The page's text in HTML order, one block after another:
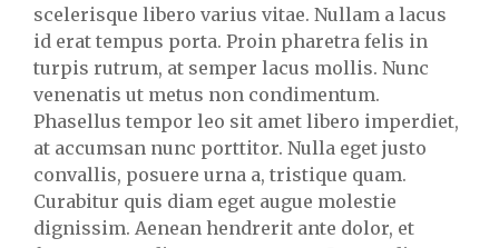
scelerisque libero varius vitae. Nullam a lacus
id erat tempus porta. Proin pharetra felis in
turpis rutrum, at semper lacus mollis. Nunc
venenatis ut metus non condimentum.
Phasellus tempor leo sit amet libero imperdiet,
at accumsan nunc porttitor. Nulla eget justo
convallis, posuere urna a, tristique quam.
Curabitur quis diam eget augue molestie
dignissim. Aenean hendrerit ante dolor, et